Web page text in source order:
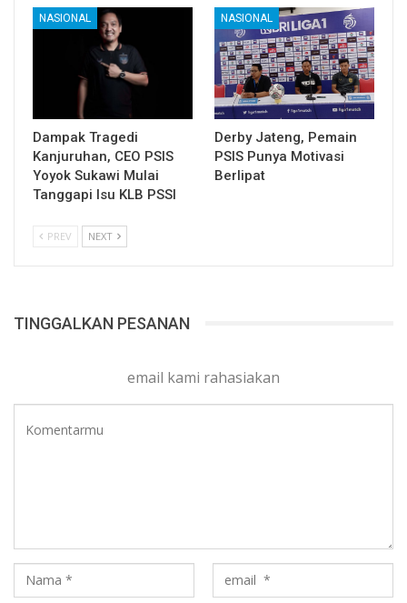
NASIONAL
Dampak Tragedi
Kanjuruhan, CEO PSIS
Yoyok Sukawi Mulai
Tanggapi Isu KLB PSSI
NASIONAL
Derby Jateng, Pemain
PSIS Punya Motivasi
Berlipat
PREV NEXT
TINGGALKAN PESANAN
email kami rahasiakan